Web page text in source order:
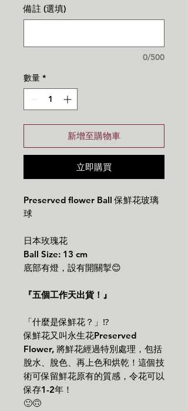
備註 (選填)
0/500
數量 *
新增至購物車
立即購買
Preserved flower Ball 保鮮花玻璃
球
日本玫瑰花
Ball Size: 13 cm
底部有燈，設有開關掣😊
『五個工作天出貨！』
「什麼是保鮮花？」⁉️
保鮮花又叫永生花Preserved
Flower, 將鮮花經過特別處理，包括
脫水、脫色、再上色和烘乾！這個技
術可保留鮮花原有的質感，令花可以
保存1-2年！
🙂🙃